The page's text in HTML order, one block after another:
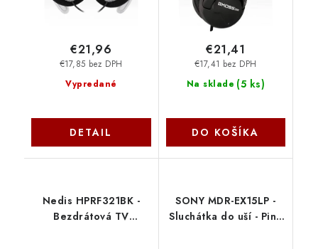
Vypredané
€17,85 bez DPH
€21,96
DETAIL
Na sklade (5 ks)
€17,41 bez DPH
€21,41
DO KOŠÍKA
Nedis HPRF321BK -
Bezdrátová TV
SONY MDR-EX15LP -
Sluchátka do uší - Pink